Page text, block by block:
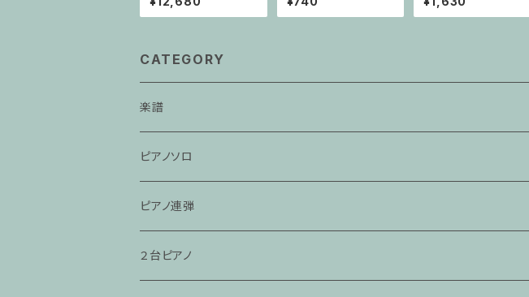
/ フルスコア
No.10 / ヴァイオリン・
ピアノ
即興曲 / ヴァイオリン・
ピアノ
CATEGORY
楽譜
ピアノソロ
ピアノ連弾
２台ピアノ